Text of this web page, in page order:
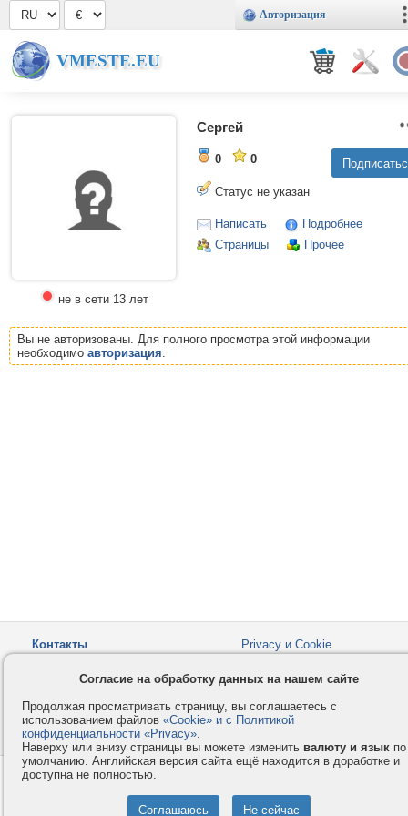
Авторизация
VMESTE.EU
не в сети 13 лет
Сергей
0 0
Статус не указан
Написать
Подробнее
Страницы
Прочее
Вы не авторизованы. Для полного просмотра этой информации
необходимо авторизация.
Контакты
Privacy и Cookie
Как оплатить
Форумы
© 2008-2026VMESTE.EU
Согласие на обработку данных на нашем сайте
Продолжая просматривать страницу, вы соглашаетесь с
использованием файлов «Cookie» и с Политикой
конфиденциальности «Privacy».
Наверху или внизу страницы вы можете изменить валюту и язык по
умолчанию. Английская версия сайта ещё находится в доработке и
доступна не полностью.